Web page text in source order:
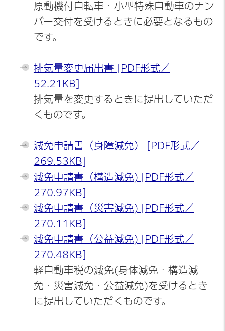
原動機付自転車・小型特殊自動車のナン
バー交付を受けるときに必要となるもの
です。
排気量変更届出書 [PDF形式／
52.21KB]
排気量を変更するときに提出していただ
くものです。
減免申請書（身障減免） [PDF形式／
269.53KB]
減免申請書（構造減免) [PDF形式／
270.97KB]
減免申請書（災害減免) [PDF形式／
270.11KB]
減免申請書（公益減免) [PDF形式／
270.48KB]
軽自動車税の減免(身体減免・構造減
免・災害減免・公益減免)を受けるとき
に提出していただくものです。